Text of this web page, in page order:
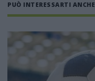
PUÒ INTERESSARTI ANCHE